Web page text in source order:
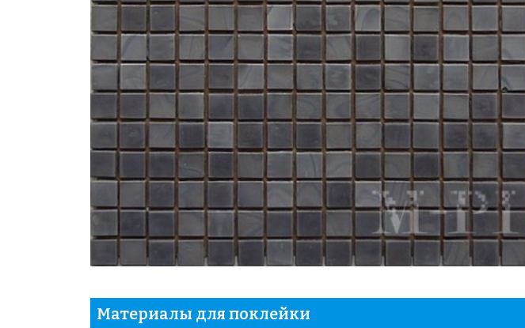
Материалы для поклейки